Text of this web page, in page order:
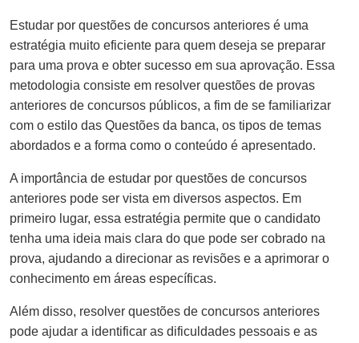
Estudar por questões de concursos anteriores é uma
estratégia muito eficiente para quem deseja se preparar
para uma prova e obter sucesso em sua aprovação. Essa
metodologia consiste em resolver questões de provas
anteriores de concursos públicos, a fim de se familiarizar
com o estilo das Questões da banca, os tipos de temas
abordados e a forma como o conteúdo é apresentado.
A importância de estudar por questões de concursos
anteriores pode ser vista em diversos aspectos. Em
primeiro lugar, essa estratégia permite que o candidato
tenha uma ideia mais clara do que pode ser cobrado na
prova, ajudando a direcionar as revisões e a aprimorar o
conhecimento em áreas específicas.
Além disso, resolver questões de concursos anteriores
pode ajudar a identificar as dificuldades pessoais e as